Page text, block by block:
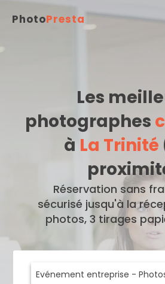
PhotoPresta
Les
photographes
à La Trinité
Réservation sans
sécurisé jusqu'à la
photos, 3 tirages
Evénement entreprise -